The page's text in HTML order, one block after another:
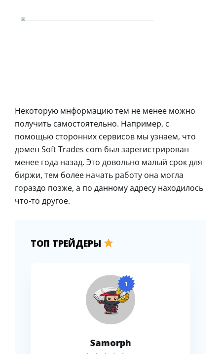
Некоторую мнформацию тем не менее можно
получить самостоятельно. Например, с
помощью сторонних сервисов мы узнаем, что
домен Soft Trades com был зарегистрирован
менее года назад. Это довольно малый срок для
биржи, тем более начать работу она могла
гораздо позже, а по данному адресу находилось
что-то другое.
ТОП ТРЕЙДЕРЫ
1
Samorph